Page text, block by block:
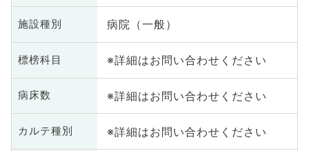
施設種別 病院（一般）
標榜科目 ※詳細はお問い合わせください
病床数 ※詳細はお問い合わせください
カルテ種別 ※詳細はお問い合わせください